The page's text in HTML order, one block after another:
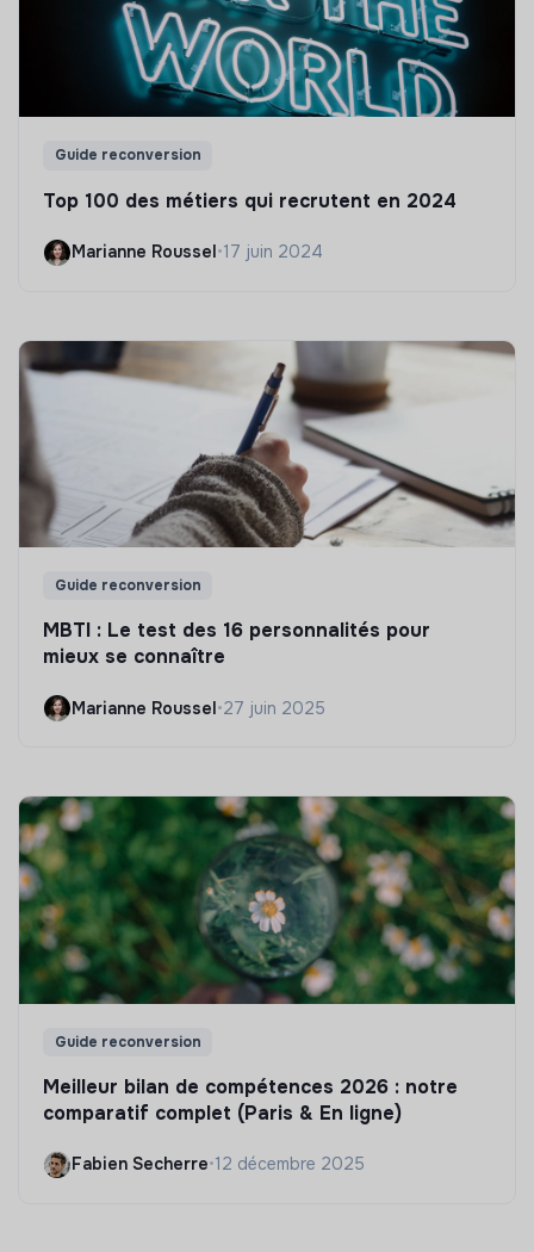
Guide reconversion
Top 100 des métiers qui recrutent en 2024
Marianne Roussel•17 juin 2024
Guide reconversion
MBTI : Le test des 16 personnalités pour
mieux se connaître
Marianne Roussel•27 juin 2025
Guide reconversion
Meilleur bilan de compétences 2026 : notre
comparatif complet (Paris & En ligne)
Fabien Secherre•12 décembre 2025